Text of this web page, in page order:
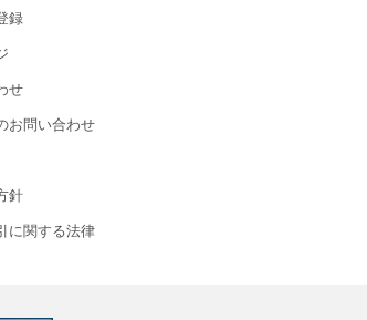
録
せ
お問い合わせ
針
に関する法律